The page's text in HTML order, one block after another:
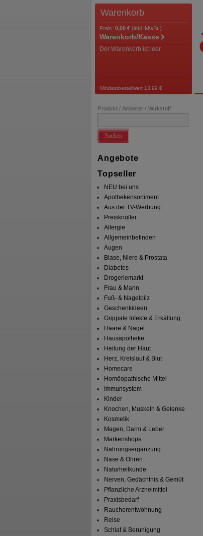
Warenkorb
Preis: 0,00 € (inkl. MwSt.)
Warenkorb/Kasse
Der Warenkorb ist leer
Mindestbestellwert 13,99 €
Produkt / Anbieter / Wirkstoff
Suchen
Angebote
Topseller
NEU bei uns
Apothekensortiment
Aus der TV-Werbung
Preisknüller
Allergie
Allgemeinbefinden
Augen
Blase, Niere & Prostata
Diabetes
Drogeriemarkt
Frau & Mann
Fuß- & Nagelpilz
Geschenkideen
Grippale Infekte & Erkältung
Haare & Nägel
Hausapotheke
Heilung der Haut
Herz, Kreislauf & Blut
Homecare
Homöopathische Mittel
Immunsystem
Kinder
Knochen, Muskeln & Gelenke
Kosmetik
Magen, Darm & Leber
Markenshops
Nahrungsergänzung
Nase & Ohren
Naturheilkunde
Nerven, Gedächtnis & Gemüt
Pflanzliche Arzneimittel
Praxisbedarf
Raucherentwöhnung
Reise
Schlaf & Beruhigung